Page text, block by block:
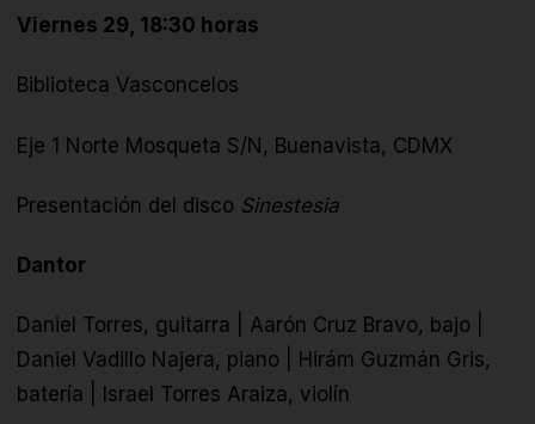
Viernes 29, 18:30 horas
Biblioteca Vasconcelos
Eje 1 Norte Mosqueta S/N, Buenavista, CDMX
Presentación del disco Sinestesia
Dantor
Daniel Torres, guitarra | Aarón Cruz Bravo, bajo |
Daniel Vadillo Najera, piano | Hirám Guzmán Gris,
batería | Israel Torres Araiza, violín